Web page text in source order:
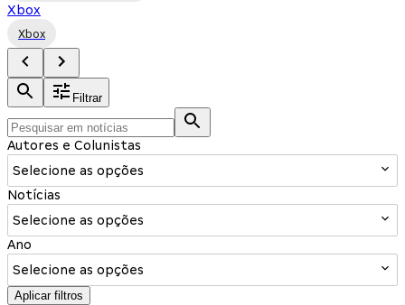
Xbox
Xbox
Filtrar
Autores e Colunistas
Selecione as opções
Notícias
Selecione as opções
Ano
Selecione as opções
Aplicar filtros